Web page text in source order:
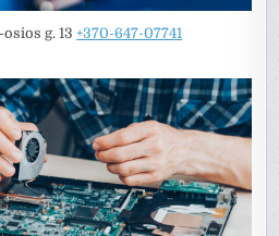
osios g. 13+370-647-07741